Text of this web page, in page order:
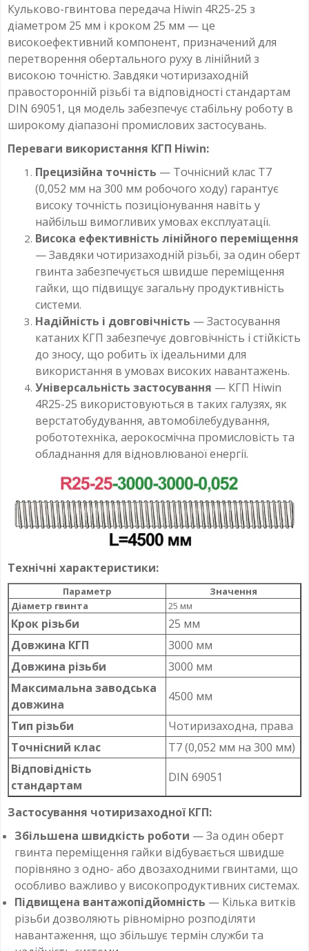
Кульково-гвинтова передача Hiwin 4R25-25 з
діаметром 25 мм і кроком 25 мм — це
високоефективний компонент, призначений для
перетворення обертального руху в лінійний з
високою точністю. Завдяки чотиризаходній
правосторонній різьбі та відповідності стандартам
DIN 69051, ця модель забезпечує стабільну роботу в
широкому діапазоні промислових застосувань.
Переваги використання КГП Hiwin:
Прецизійна точність — Точнісний клас T7
(0,052 мм на 300 мм робочого ходу) гарантує
високу точність позиціонування навіть у
найбільш вимогливих умовах експлуатації.
Висока ефективність лінійного переміщення
— Завдяки чотиризаходній різьбі, за один оберт
гвинта забезпечується швидше переміщення
гайки, що підвищує загальну продуктивність
системи.
Надійність і довговічність — Застосування
катаних КГП забезпечує довговічність і стійкість
до зносу, що робить їх ідеальними для
використання в умовах високих навантажень.
Універсальність застосування — КГП Hiwin
4R25-25 використовуються в таких галузях, як
верстатобудування, автомобілебудування,
робототехніка, аерокосмічна промисловість та
обладнання для відновлюваної енергії.
Технічні характеристики:
Параметр
Значення
Діаметр гвинта
25 мм
Крок різьби
25 мм
Довжина КГП
3000 мм
Довжина різьби
3000 мм
Максимальна заводська
довжина
4500 мм
Тип різьби
Чотиризаходна, права
Точнісний клас
T7 (0,052 мм на 300 мм)
Відповідність
стандартам
DIN 69051
Застосування чотиризаходної КГП:
Збільшена швидкість роботи — За один оберт
гвинта переміщення гайки відбувається швидше
порівняно з одно- або двозаходними гвинтами, що
особливо важливо у високопродуктивних системах.
Підвищена вантажопідйомність — Кілька витків
різьби дозволяють рівномірно розподіляти
навантаження, що збільшує термін служби та